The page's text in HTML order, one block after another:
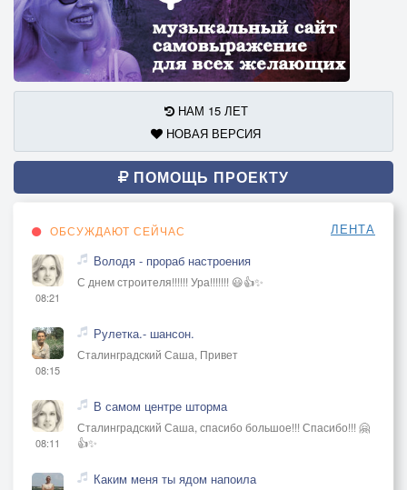
НАМ 15 ЛЕТ
НОВАЯ ВЕРСИЯ
ПОМОЩЬ ПРОЕКТУ
ОБСУЖДАЮТ СЕЙЧАС ЛЕНТА
08:21
Володя - прораб настроения
С днем строителя!!!!!! Ура!!!!!!! 😃👍✨
08:15
Рулетка.- шансон.
Сталинградский Саша, Привет
08:11
В самом центре шторма
Сталинградский Саша, спасибо большое!!! Спасибо!!! 🤗
👍✨
Каким меня ты ядом напоила